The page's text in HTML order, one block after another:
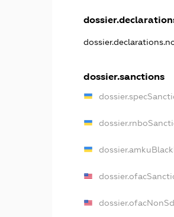
dossier.sanctions